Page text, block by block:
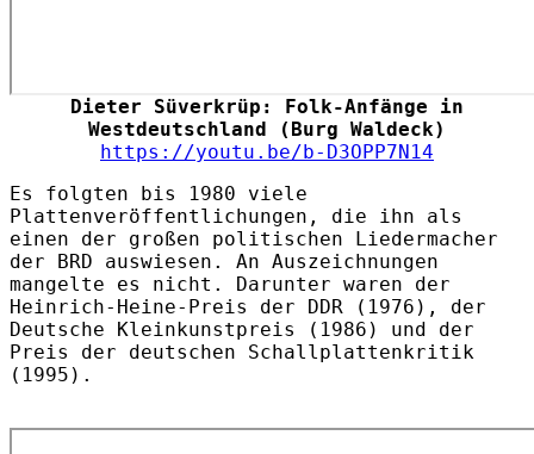
Dieter Süverkrüp: Folk-Anfänge in
Westdeutschland (Burg Waldeck)
https://youtu.be/b-D3OPP7N14
Es folgten bis 1980 viele
Plattenveröffentlichungen, die ihn als
einen der großen politischen Liedermacher
der BRD auswiesen. An Auszeichnungen
mangelte es nicht. Darunter waren der
Heinrich-Heine-Preis der DDR (1976), der
Deutsche Kleinkunstpreis (1986) und der
Preis der deutschen Schallplattenkritik
(1995).